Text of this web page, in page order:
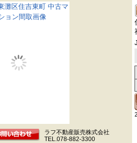
ラフ不動産販売株式会社
TEL.078-882-3300